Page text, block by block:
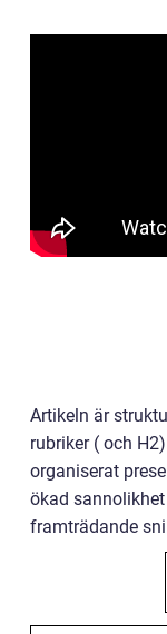
Artikeln är
rubriker ( och
organiserat
ökad
framträdande